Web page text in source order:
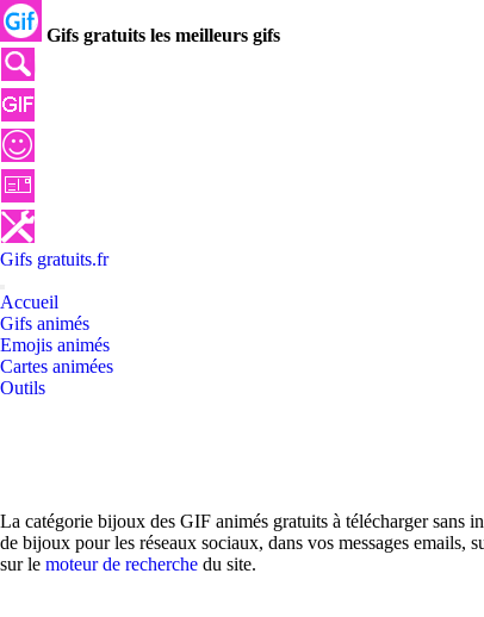
Gifs gratuits les meilleurs gifs
Gifs gratuits.fr
Accueil
Gifs animés
Emojis animés
Cartes animées
Outils
La catégorie bijoux des GIF animés gratuits à télécharger sans
de bijoux pour les réseaux sociaux, dans vos messages
sur le moteur de recherche du site.